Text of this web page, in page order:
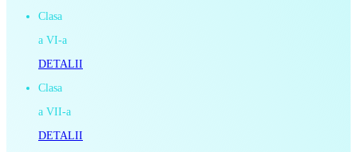
Clasa
a VI-a
DETALII
Clasa
a VII-a
DETALII